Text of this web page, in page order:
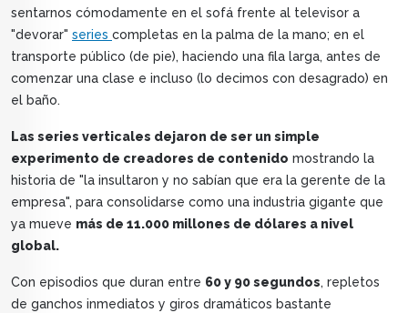
sentarnos cómodamente en el sofá frente al televisor a
"devorar" series completas en la palma de la mano; en el
transporte público (de pie), haciendo una fila larga, antes de
comenzar una clase e incluso (lo decimos con desagrado) en
el baño.
Las series verticales dejaron de ser un simple
experimento de creadores de contenido mostrando la
historia de "la insultaron y no sabían que era la gerente de la
empresa", para consolidarse como una industria gigante que
ya mueve más de 11.000 millones de dólares a nivel
global.
Con episodios que duran entre 60 y 90 segundos, repletos
de ganchos inmediatos y giros dramáticos bastante